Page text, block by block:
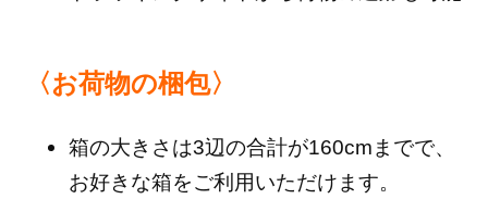
〈お荷物の梱包〉
箱の大きさは3辺の合計が160cmまでで、
お好きな箱をご利用いただけます。